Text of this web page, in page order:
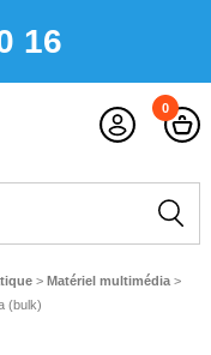
16
0
> Matériel multimédia >
(bulk)